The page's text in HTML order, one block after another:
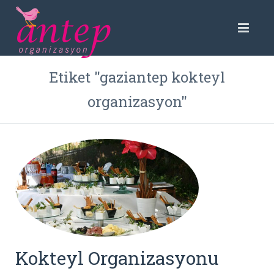
Etiket "gaziantep kokteyl
organizasyon"
Kokteyl Organizasyonu